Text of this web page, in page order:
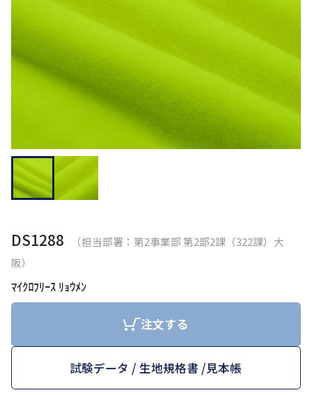
会員様メニュー
ン
ご利用ガイ
問い合わせ
大阪本社 〒541-0052 大阪府中央区安土町3-3-9
東京本社 〒150-0001 東京都渋谷区神宮前1-3-10
お問い合わせフォームはこちら
Tamurakoma Textile Baseについて
よくあるご質問
会社概要
DS1288
（担当部署：第2事業部 第2部2課（322課）大
阪）
ﾏｲｸﾛﾌﾘｰｽ ﾘｮｳﾒﾝ
注文する
試験データ / 生地規格書 /見本帳